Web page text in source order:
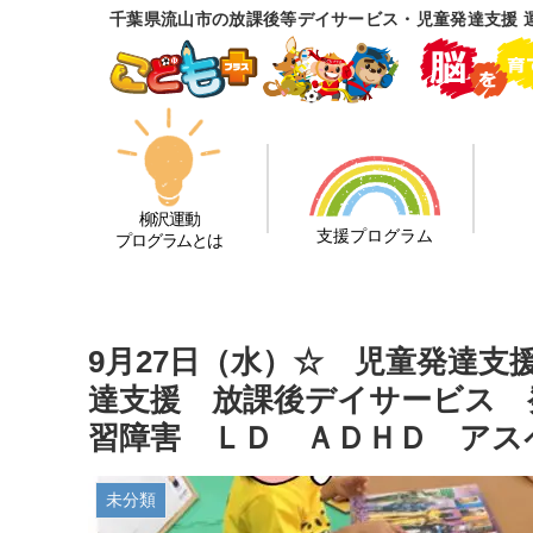
千葉県流山市の放課後等デイサービス・児童発達支援
柳沢運動
プログラムとは
支援プログラム
9月27日（水）☆ 児童発達支
達支援 放課後デイサービ
習障害 ＬＤ ＡＤＨＤ アス
未分類